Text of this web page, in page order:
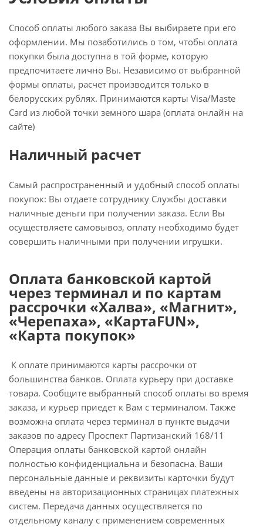
Способ оплаты любого заказа Вы выбираете при его
оформлении. Мы позаботились о том, чтобы оплата
покупки была доступна в той форме, которую
предпочитаете лично Вы. Независимо от выбранной
формы оплаты, расчет производится только в
белорусских рублях. Принимаются карты Visa/Maste
Card из любой точки земного шара (оплата онлайн на
сайте)
Наличный расчет
Самый распространенный и удобный способ оплаты
покупок: Вы отдаете сотруднику Службы доставки
наличные деньги при получении заказа. Если Вы
осуществляете самовывоз, оплату необходимо будет
совершить наличными при получении игрушки.
Оплата банковской картой
через терминал и по картам
рассрочки «Халва», «Магнит»,
«Черепаха», «КартаFUN»,
«Карта покупок»
К оплате принимаются карты рассрочки от
большинства банков. Оплата курьеру при доставке
товара. Сообщите выбранный способ оплаты во время
заказа, и курьер приедет к Вам с терминалом. Также
возможна оплата через терминал в пункте выдачи
заказов по адресу Проспект Партизанский 168/11
Операция оплаты банковской картой онлайн
полностью конфиденциальна и безопасна. Ваши
персональные данные и реквизиты карточки будут
введены на авторизационных страницах платежных
систем. Передача данных осуществляется по
отдельному каналу с применением современных